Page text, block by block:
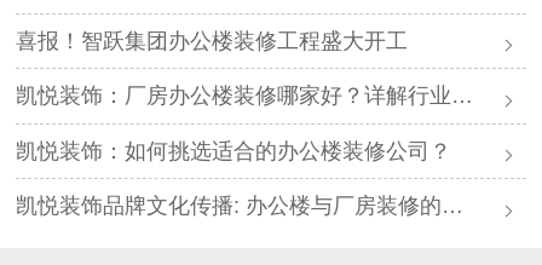
喜报！智跃集团办公楼装修工程盛大开工
凯悦装饰：厂房办公楼装修哪家好？详解行业知识与用户案例
凯悦装饰：如何挑选适合的办公楼装修公司？
凯悦装饰品牌文化传播: 办公楼与厂房装修的完美结合